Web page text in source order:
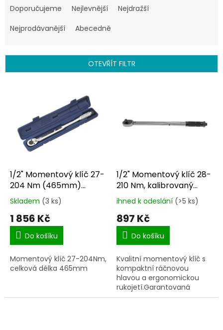
a
e
í
r
Doporučujeme Nejlevnější
Nejdražší
Nejprodávanější
Abecedně
OTEVŘÍT FILTR
d
u
1/2" Momentový klíč 27-
204 Nm (465mm)
AK224
Průměrné
hodnocení
produktu
5,0
5
hvězdiček.
Skladem (3 ks)
1 856 Kč
Do košíku
Momentový klíč 27-204Nm,
celková délka 465mm
1/2" Momentový klíč 28-
210 Nm, kalibrovaný
T39913
Průměrné
hodnocení
produktu
5,0
5
hvězdiček.
ihned k odeslání (>5 ks)
897 Kč
Do košíku
Kvalitní momentový klíč s
kompaktní ráčnovou
hlavou a ergonomickou
rukojetí.Garantovaná
přesnost certifikátem na